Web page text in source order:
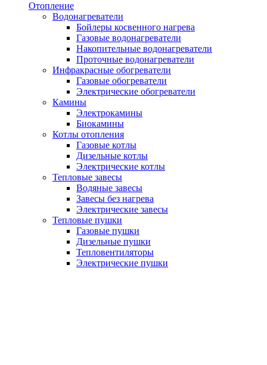
Отопление
Водонагреватели
Бойлеры косвенного нагрева
Газовые водонагреватели
Накопительные водонагреватели
Проточные водонагреватели
Инфракрасные обогреватели
Газовые обогреватели
Электрические обогреватели
Камины
Электрокамины
Биокамины
Котлы отопления
Газовые котлы
Дизельные котлы
Электрические котлы
Тепловые завесы
Водяные завесы
Завесы без нагрева
Электрические завесы
Тепловые пушки
Газовые пушки
Дизельные пушки
Тепловентиляторы
Электрические пушки